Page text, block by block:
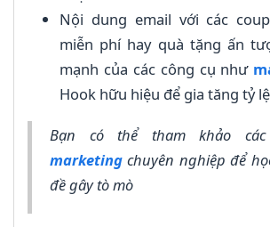
Nội dung email với các
miễn phí hay quà tặng ấn
mạnh của các công cụ như
Hook hữu hiệu để gia tăng tỷ
Bạn có thể tham khảo
marketing chuyên nghiệp để
đề gây tò mò